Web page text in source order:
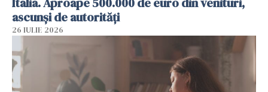
ascunși de autorități
26 IULIE 2026